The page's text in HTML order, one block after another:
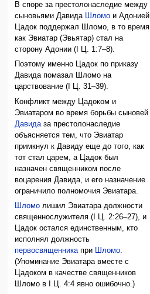
В споре за престолонаследие между
сыновьями Давида Шломо и Адонией
Цадок поддержал Шломо, в то время
как Эвиатар (Эвьятар) стал на
сторону Адонии (I Ц. 1:7–8).
Поэтому именно Цадок по приказу
Давида помазал Шломо на
царствование (I Ц. 31–39).
Конфликт между Цадоком и
Эвиатаром во время борьбы сыновей
Давида за престолонаследие
объясняется тем, что Эвиатар
примкнул к Давиду еще до того, как
тот стал царем, а Цадок был
назначен священником после
воцарения Давида, и его назначение
ограничило полномочия Эвиатара.
Шломо лишил Эвиатара должности
священнослужителя (I Ц. 2:26–27), и
Цадок остался единственным, кто
исполнял должность
первосвященникапри Шломо.
(Упоминание Эвиатара вместе с
Цадоком в качестве священников
Шломо в I Ц. 4:4 явно ошибочно.)